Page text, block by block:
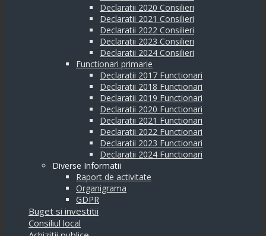
Declaratii 2020 Consilieri
Declaratii 2021 Consilieri
Declaratii 2022 Consilieri
Declaratii 2023 Consilieri
Declaratii 2024 Consilieri
Functionari primarie
Declaratii 2017 Functionari
Declaratii 2018 Functionari
Declaratii 2019 Functionari
Declaratii 2020 Functionari
Declaratii 2021 Functionari
Declaratii 2022 Functionari
Declaratii 2023 Functionari
Declaratii 2024 Functionari
Diverse Informatii
Raport de activitate
Organigrama
GDPR
Buget si investitii
Consiliul local